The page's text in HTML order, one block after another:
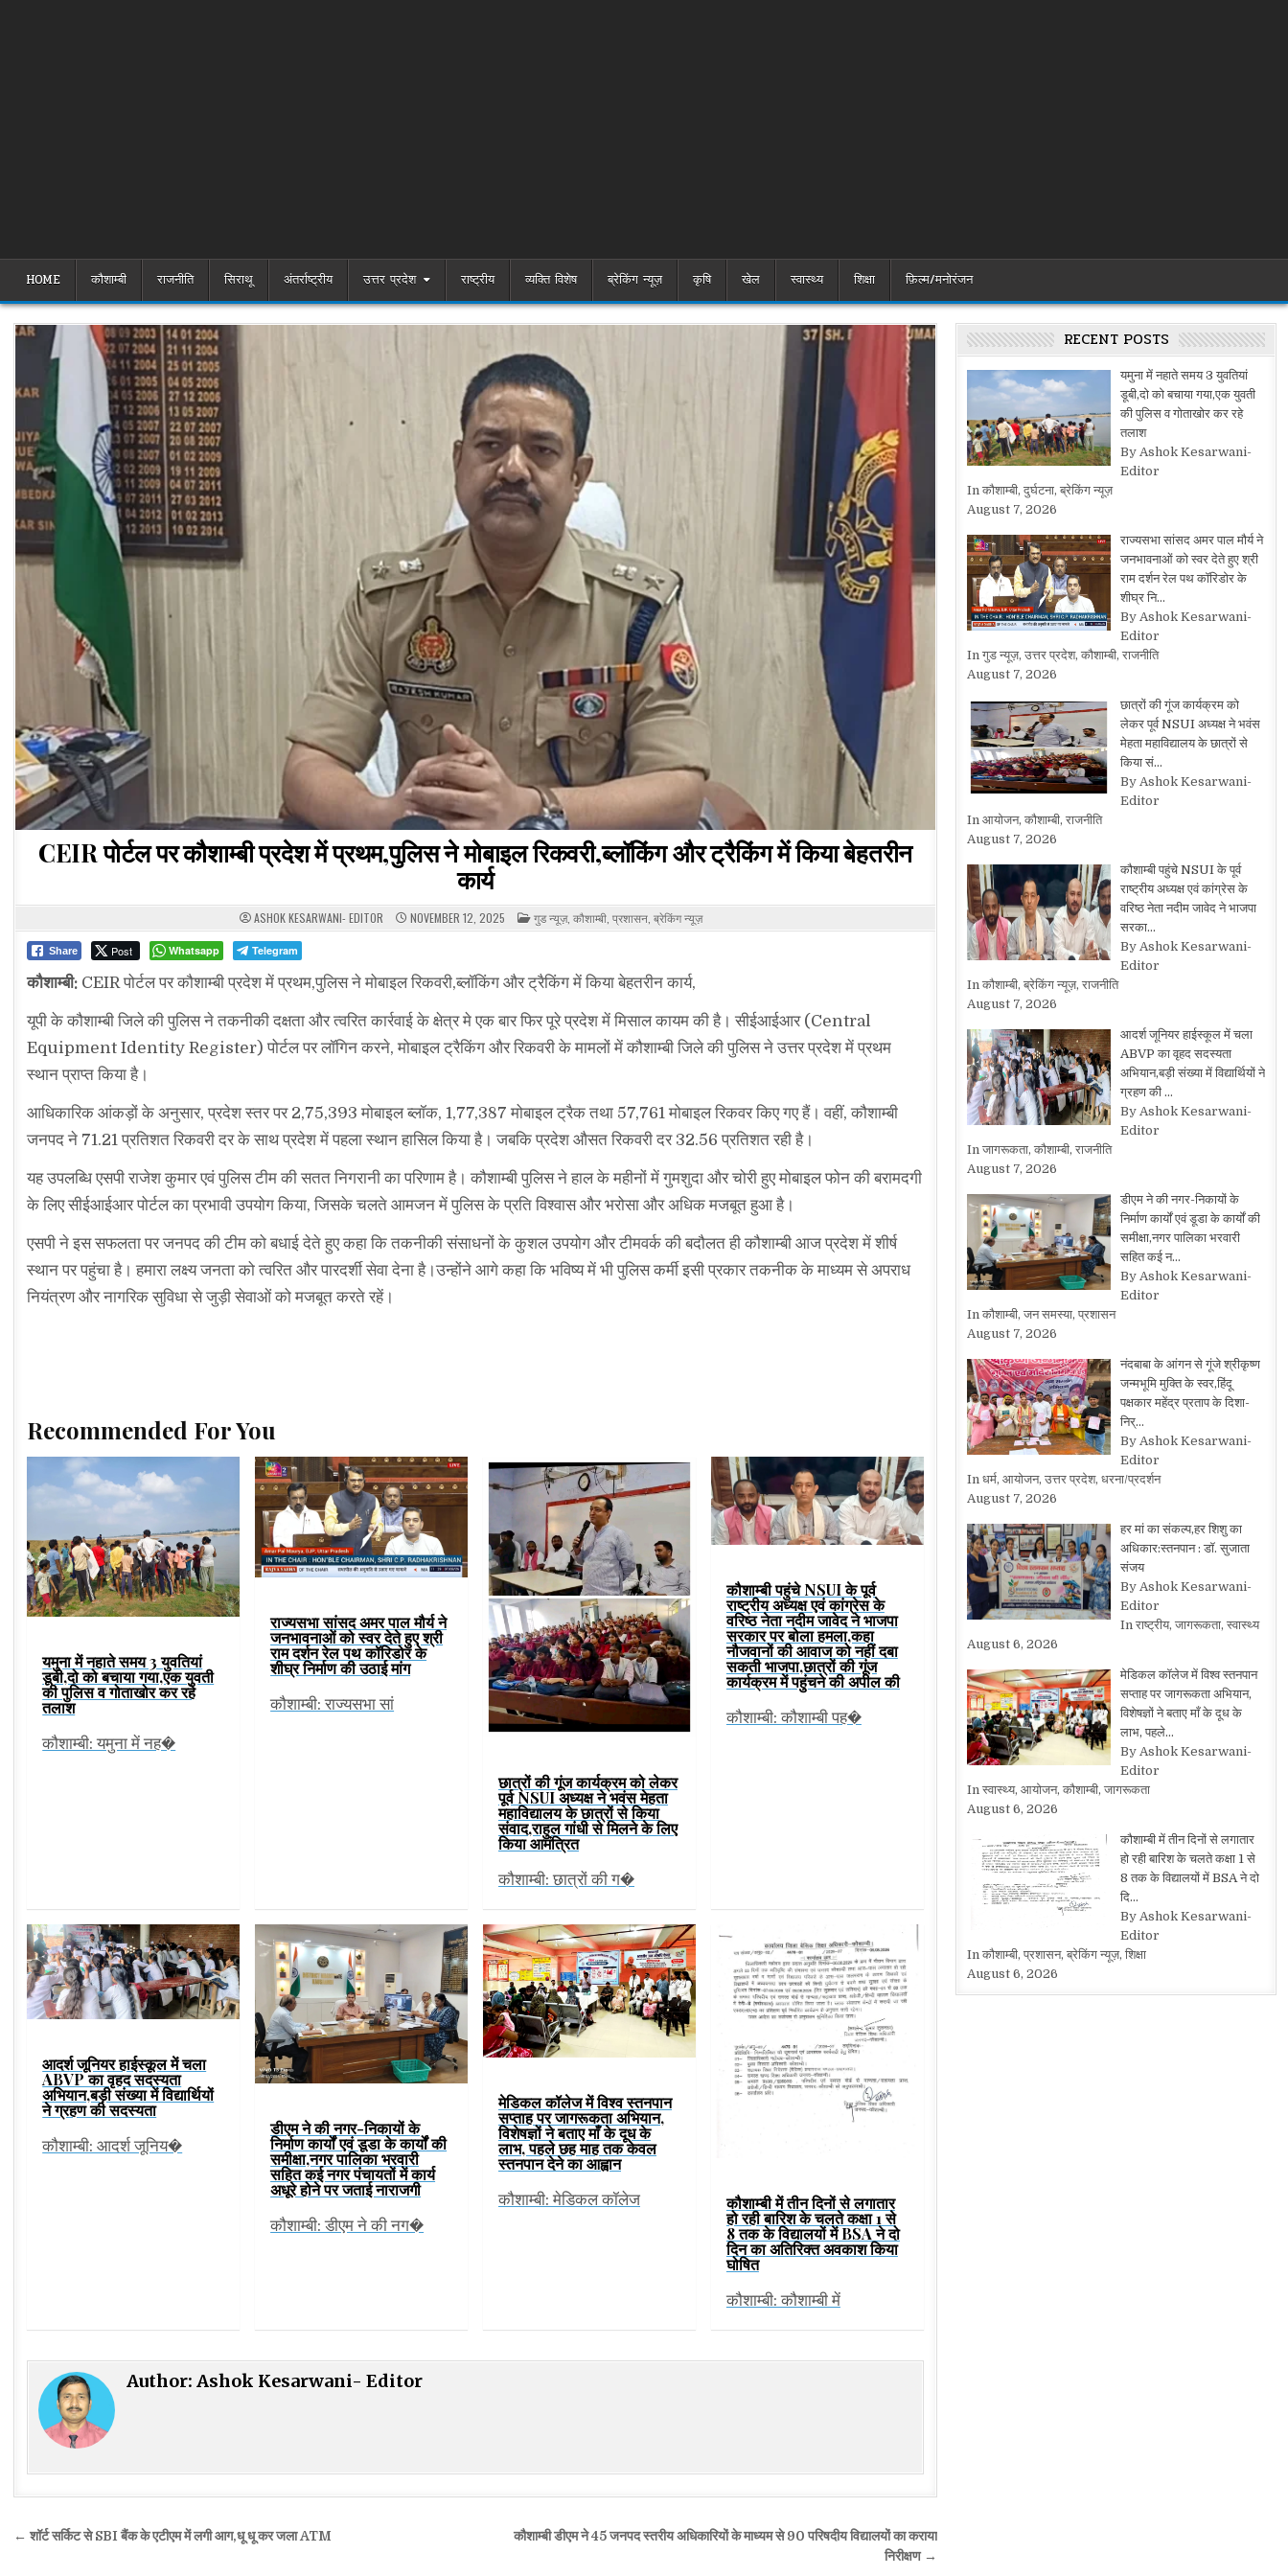
HOME कौशाम्बी राजनीति सिराथू अंतर्राष्ट्रीय उत्तर प्रदेश राष्ट्रीय व्यक्ति विशेष ब्रेकिंग न्यूज़ कृषि खेल स्वास्थ्य शिक्षा फ़िल्म/मनोरंजन
CEIR पोर्टल पर कौशाम्बी प्रदेश में प्रथम,पुलिस ने मोबाइल रिकवरी,ब्लॉकिंग और ट्रैकिंग में किया बेहतरीन
कार्य
ASHOK KESARWANI- EDITOR NOVEMBER 12, 2025 POSTED
IN
गुड न्यूज़, कौशाम्बी, प्रशासन, ब्रेकिंग न्यूज़
Share Post Whatsapp Telegram
कौशाम्बी: CEIR पोर्टल पर कौशाम्बी प्रदेश में प्रथम,पुलिस ने मोबाइल रिकवरी,ब्लॉकिंग और ट्रैकिंग में किया बेहतरीन कार्य,
यूपी के कौशाम्बी जिले की पुलिस ने तकनीकी दक्षता और त्वरित कार्रवाई के क्षेत्र मे एक बार फिर पूरे प्रदेश में मिसाल कायम की है। सीईआईआर (Central
Equipment Identity Register) पोर्टल पर लॉगिन करने, मोबाइल ट्रैकिंग और रिकवरी के मामलों में कौशाम्बी जिले की पुलिस ने उत्तर प्रदेश में प्रथम
स्थान प्राप्त किया है।
आधिकारिक आंकड़ों के अनुसार, प्रदेश स्तर पर 2,75,393 मोबाइल ब्लॉक, 1,77,387 मोबाइल ट्रैक तथा 57,761 मोबाइल रिकवर किए गए हैं। वहीं, कौशाम्बी
जनपद ने 71.21 प्रतिशत रिकवरी दर के साथ प्रदेश में पहला स्थान हासिल किया है। जबकि प्रदेश औसत रिकवरी दर 32.56 प्रतिशत रही है।
यह उपलब्धि एसपी राजेश कुमार एवं पुलिस टीम की सतत निगरानी का परिणाम है। कौशाम्बी पुलिस ने हाल के महीनों में गुमशुदा और चोरी हुए मोबाइल फोन की बरामदगी
के लिए सीईआईआर पोर्टल का प्रभावी उपयोग किया, जिसके चलते आमजन में पुलिस के प्रति विश्वास और भरोसा और अधिक मजबूत हुआ है।
एसपी ने इस सफलता पर जनपद की टीम को बधाई देते हुए कहा कि तकनीकी संसाधनों के कुशल उपयोग और टीमवर्क की बदौलत ही कौशाम्बी आज प्रदेश में शीर्ष
स्थान पर पहुंचा है। हमारा लक्ष्य जनता को त्वरित और पारदर्शी सेवा देना है।उन्होंने आगे कहा कि भविष्य में भी पुलिस कर्मी इसी प्रकार तकनीक के माध्यम से अपराध
नियंत्रण और नागरिक सुविधा से जुड़ी सेवाओं को मजबूत करते रहें।
Recommended For You
यमुना में नहाते समय 3 युवतियां
डूबी,दो को बचाया गया,एक युवती
की पुलिस व गोताखोर कर रहे
तलाश
कौशाम्बी: यमुना में नह�
राज्यसभा सांसद अमर पाल मौर्य ने
जनभावनाओं को स्वर देते हुए श्री
राम दर्शन रेल पथ कॉरिडोर के
शीघ्र निर्माण की उठाई मांग
कौशाम्बी: राज्यसभा सां
छात्रों की गूंज कार्यक्रम को लेकर
पूर्व NSUI अध्यक्ष ने भवंस मेहता
महाविद्यालय के छात्रों से किया
संवाद,राहुल गांधी से मिलने के लिए
किया आमंत्रित
कौशाम्बी: छात्रों की ग�
कौशाम्बी पहुंचे NSUI के पूर्व
राष्ट्रीय अध्यक्ष एवं कांग्रेस के
वरिष्ठ नेता नदीम जावेद ने भाजपा
सरकार पर बोला हमला,कहा
नौजवानों की आवाज को नहीं दबा
सकती भाजपा,छात्रों की गूंज
कार्यक्रम में पहुंचने की अपील की
कौशाम्बी: कौशाम्बी पह�
आदर्श जूनियर हाईस्कूल में चला
ABVP का वृहद सदस्यता
अभियान,बड़ी संख्या में विद्यार्थियों
ने ग्रहण की सदस्यता
कौशाम्बी: आदर्श जूनिय�
डीएम ने की नगर-निकायों के
निर्माण कार्यों एवं डूडा के कार्यों की
समीक्षा,नगर पालिका भरवारी
सहित कई नगर पंचायतों में कार्य
अधूरे होने पर जताई नाराजगी
कौशाम्बी: डीएम ने की नग�
मेडिकल कॉलेज में विश्व स्तनपान
सप्ताह पर जागरूकता अभियान,
विशेषज्ञों ने बताए माँ के दूध के
लाभ, पहले छह माह तक केवल
स्तनपान देने का आह्वान
कौशाम्बी: मेडिकल कॉलेज कौशाम्बी में तीन दिनों से लगातार
हो रही बारिश के चलते कक्षा 1 से
8 तक के विद्यालयों में BSA ने दो
दिन का अतिरिक्त अवकाश किया
घोषित
कौशाम्बी: कौशाम्बी में
Author:Ashok Kesarwani- Editor
Post
कौशाम्बी डीएम ने 45 जनपद स्तरीय अधिकारियों के माध्यम से 90 परिषदीय विद्यालयों का कराया
निरीक्षण →
← शॉर्ट सर्किट से SBI बैंक के एटीएम में लगी आग,धू धू कर जला ATM
RECENT POSTS
यमुना में नहाते समय 3 युवतियां
डूबी,दो को बचाया गया,एक युवती
की पुलिस व गोताखोर कर रहे
तलाश
By Ashok Kesarwani-
Editor
In कौशाम्बी, दुर्घटना, ब्रेकिंग न्यूज़
August 7, 2026
राज्यसभा सांसद अमर पाल मौर्य ने
जनभावनाओं को स्वर देते हुए श्री
राम दर्शन रेल पथ कॉरिडोर के
शीघ्र नि…
By Ashok Kesarwani-
Editor
In गुड न्यूज़, उत्तर प्रदेश, कौशाम्बी, राजनीति
August 7, 2026
छात्रों की गूंज कार्यक्रम को
लेकर पूर्व NSUI अध्यक्ष ने भवंस
मेहता महाविद्यालय के छात्रों से
किया सं…
By Ashok Kesarwani-
Editor
In आयोजन, कौशाम्बी, राजनीति
August 7, 2026
कौशाम्बी पहुंचे NSUI के पूर्व
राष्ट्रीय अध्यक्ष एवं कांग्रेस के
वरिष्ठ नेता नदीम जावेद ने भाजपा
सरका…
By Ashok Kesarwani-
Editor
In कौशाम्बी, ब्रेकिंग न्यूज़, राजनीति
August 7, 2026
आदर्श जूनियर हाईस्कूल में चला
ABVP का वृहद सदस्यता
अभियान,बड़ी संख्या में विद्यार्थियों ने
ग्रहण की …
By Ashok Kesarwani-
Editor
In जागरूकता, कौशाम्बी, राजनीति
August 7, 2026
डीएम ने की नगर-निकायों के
निर्माण कार्यों एवं डूडा के कार्यों की
समीक्षा,नगर पालिका भरवारी
सहित कई न…
By Ashok Kesarwani-
Editor
In कौशाम्बी, जन समस्या, प्रशासन
August 7, 2026
नंदबाबा के आंगन से गूंजे श्रीकृष्ण
जन्मभूमि मुक्ति के स्वर,हिंदू
पक्षकार महेंद्र प्रताप के दिशा-
निर्…
By Ashok Kesarwani-
Editor
In धर्म, आयोजन, उत्तर प्रदेश, धरना/प्रदर्शन
August 7, 2026
हर मां का संकल्प,हर शिशु का
अधिकार:स्तनपान : डॉ. सुजाता
संजय
By Ashok Kesarwani-
Editor
In राष्ट्रीय, जागरूकता, स्वास्थ्य
August 6, 2026
मेडिकल कॉलेज में विश्व स्तनपान
सप्ताह पर जागरूकता अभियान,
विशेषज्ञों ने बताए माँ के दूध के
लाभ, पहले…
By Ashok Kesarwani-
Editor
In स्वास्थ्य, आयोजन, कौशाम्बी, जागरूकता
August 6, 2026
कौशाम्बी में तीन दिनों से लगातार
हो रही बारिश के चलते कक्षा 1 से
8 तक के विद्यालयों में BSA ने दो
दि…
By Ashok Kesarwani-
Editor
In कौशाम्बी, प्रशासन, ब्रेकिंग न्यूज़, शिक्षा
August 6, 2026